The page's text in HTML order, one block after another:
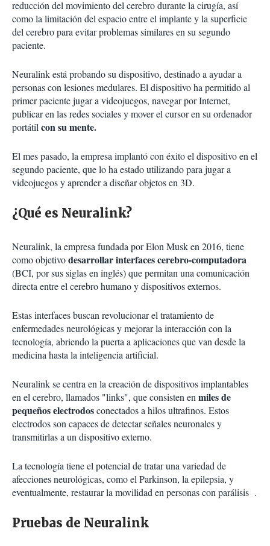
reducción del movimiento del cerebro durante la cirugía, así
como la limitación del espacio entre el implante y la superficie
del cerebro para evitar problemas similares en su segundo
paciente.
Neuralink está probando su dispositivo, destinado a ayudar a
personas con lesiones medulares. El dispositivo ha permitido al
primer paciente jugar a videojuegos, navegar por Internet,
publicar en las redes sociales y mover el cursor en su ordenador
portátilcon su mente.
El mes pasado, la empresa implantó con éxito el dispositivo en el
segundo paciente, que lo ha estado utilizando para jugar a
videojuegos y aprender a diseñar objetos en 3D.
¿Qué es Neuralink?
Neuralink, la empresa fundada por Elon Musk en 2016, tiene
como objetivodesarrollar interfaces cerebro-computadora
(BCI, por sus siglas en inglés) que permitan una comunicación
directa entre el cerebro humano y dispositivos externos.
Estas interfaces buscan revolucionar el tratamiento de
enfermedades neurológicas y mejorar la interacción con la
tecnología, abriendo la puerta a aplicaciones que van desde la
medicina hasta la inteligencia artificial.
Neuralink se centra en la creación de dispositivos implantables
en el cerebro, llamados "links", que consisten enmiles de
pequeños electrodosconectados a hilos ultrafinos. Estos
electrodos son capaces de detectar señales neuronales y
transmitirlas a un dispositivo externo.
La tecnología tiene el potencial de tratar una variedad de
afecciones neurológicas, como el Parkinson, la epilepsia, y
eventualmente, restaurar la movilidad en personas con parálisis .
Pruebas de Neuralink